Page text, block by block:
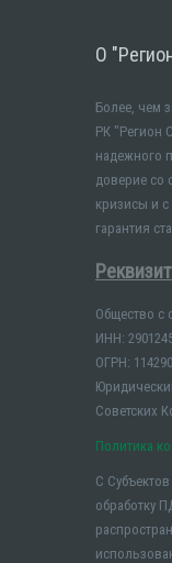
О
Более, чем
РК "Регион
надежного
доверие со
кризисы и
гарантия
Общество с
ИНН:
ОГРН:
Советских
Политика
С
обработку